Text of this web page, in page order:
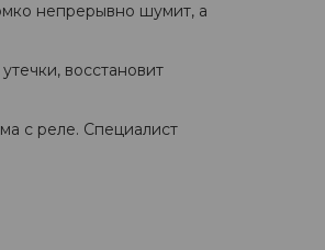
непрерывно шумит, а
восстановит
с реле. Специалист